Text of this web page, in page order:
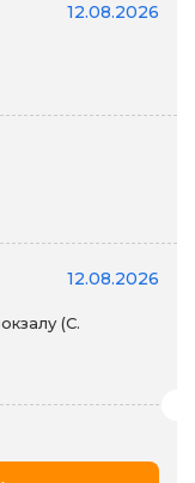
12.08.2026
12.08.2026
(С.